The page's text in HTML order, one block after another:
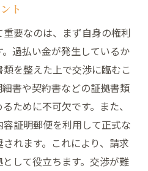
ト
要なのは、まず自身の権利
過払い金が発生しているか
を整えた上で交渉に臨むこ
書や契約書などの証拠書類
ために不可欠です。また、
証明郵便を利用して正式な
れます。これにより、請求
して役立ちます。交渉が難